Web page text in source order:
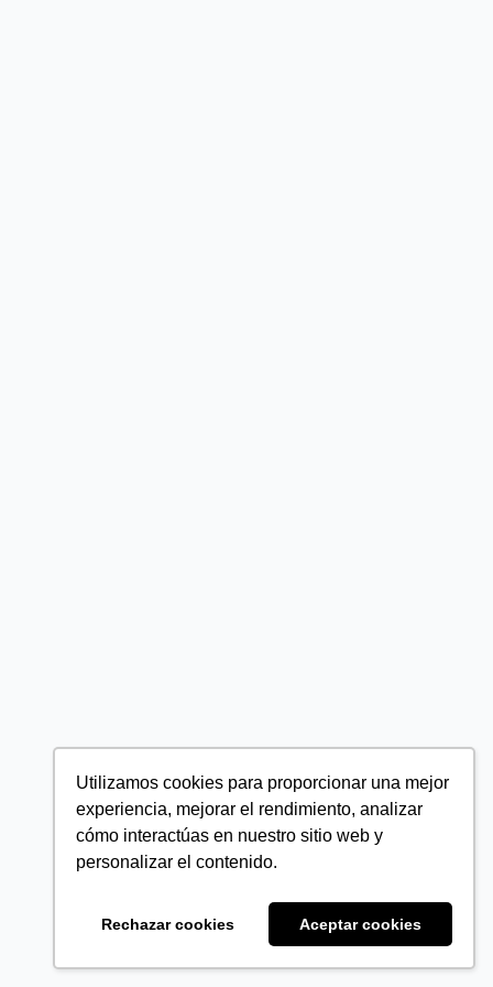
Utilizamos cookies para proporcionar una mejor
experiencia, mejorar el rendimiento, analizar
cómo interactúas en nuestro sitio web y
personalizar el contenido.
Rechazar cookies Aceptar cookies